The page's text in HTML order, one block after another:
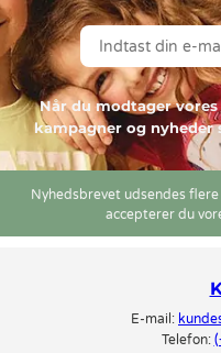
Når du modtager
kampagner og
Nyhedsbrevet udsendes
accepterer du
E-mail:
Telefon: